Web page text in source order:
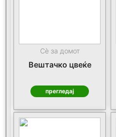
Сè за домот
Вештачко цвеќе
прегледај